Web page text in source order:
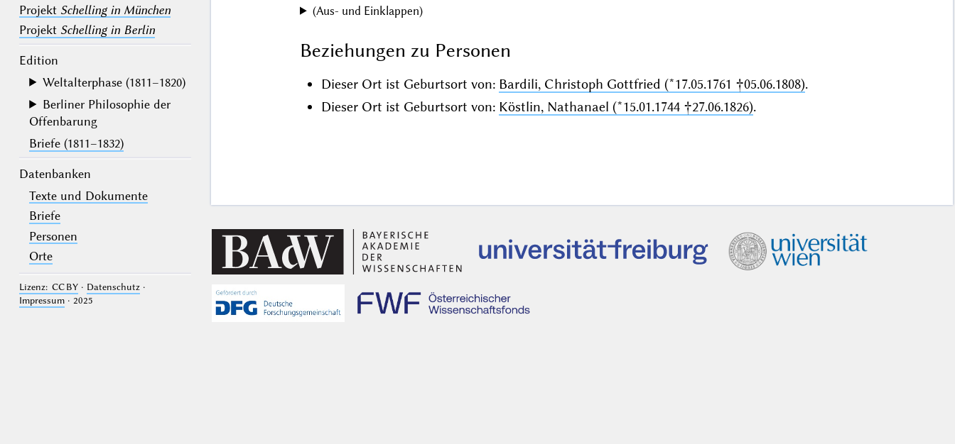
Projekt Schelling in München
Projekt Schelling in Berlin
Edition
Weltalterphase (1811–1820)
Berliner Philosophie der
Offenbarung
Briefe (1811–1832)
Datenbanken
Texte und Dokumente
Briefe
Personen
Orte
Lizenz: CC BY· Datenschutz·
Impressum· 2025
(Aus- und Einklappen)
Beziehungen zu Personen
Dieser Ort ist Geburtsort von: Bardili, Christoph Gottfried (*17.05.1761 †05.06.1808).
Dieser Ort ist Geburtsort von: Köstlin, Nathanael (*15.01.1744 †27.06.1826).